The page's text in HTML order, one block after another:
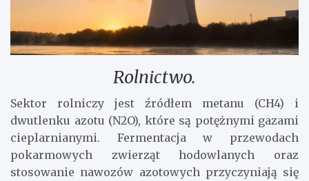
Rolnictwo.
Sektor rolniczy jest źródłem metanu (CH4) i
dwutlenku azotu (N2O), które są potężnymi gazami
cieplarnianymi. Fermentacja w przewodach
pokarmowych zwierząt hodowlanych oraz
stosowanie nawozów azotowych przyczyniają się